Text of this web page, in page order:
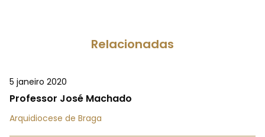
Relacionadas
5 janeiro 2020
Professor José Machado
Arquidiocese de Braga